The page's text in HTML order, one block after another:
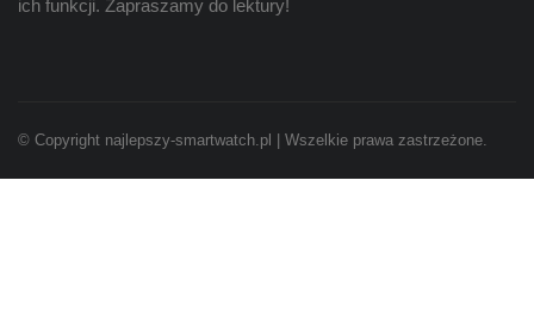
ich funkcji. Zapraszamy do lektury!
© Copyright najlepszy-smartwatch.pl | Wszelkie prawa zastrzeżone.